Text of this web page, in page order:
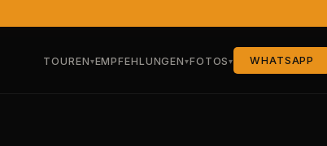
TOUREN▾EMPFEHLUNGEN▾FOTOS▾ WHATSAPP